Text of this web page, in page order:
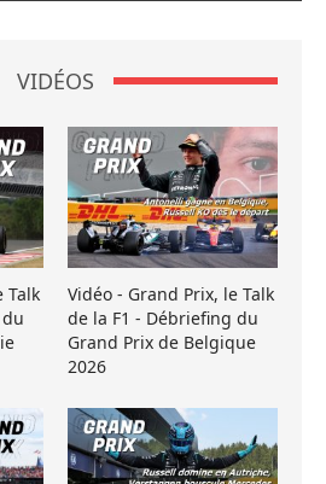
VIDÉOS
Talk
Vidéo - Grand Prix, le Talk
de la F1 - Débriefing du
Grand Prix de Belgique
2026